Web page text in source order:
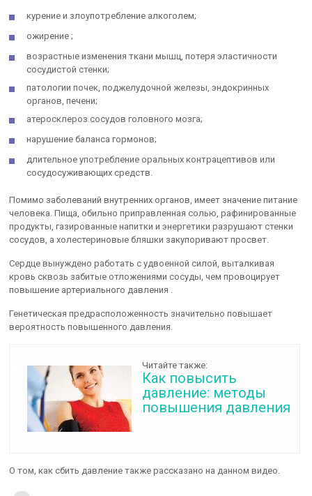
курение и злоупотребление алкоголем;
ожирение ;
возрастные изменения ткани мышц, потеря эластичности
сосудистой стенки;
патологии почек, поджелудочной железы, эндокринных
органов, печени;
атеросклероз сосудов головного мозга;
нарушение баланса гормонов;
длительное употребление оральных контрацептивов или
сосудосуживающих средств.
Помимо заболеваний внутренних органов, имеет значение питание
человека. Пища, обильно приправленная солью, рафинированные
продукты, газированные напитки и энергетики разрушают стенки
сосудов, а холестериновые бляшки закупоривают просвет.
Сердце вынуждено работать с удвоенной силой, выталкивая
кровь сквозь забитые отложениями сосуды, чем провоцирует
повышение артериального давления .
Генетическая предрасположенность значительно повышает
вероятность повышенного давления.
Читайте также:
Как повысить
давление: методы
повышения давления
О том, как сбить давление также рассказано на данном видео.